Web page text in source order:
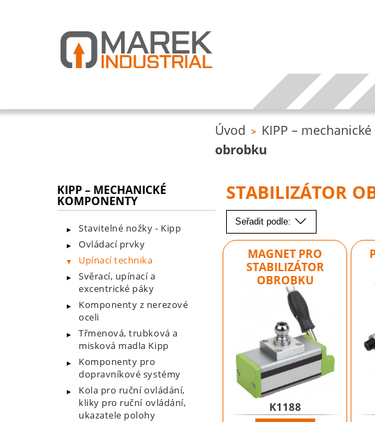
Úvod > KIPP –
obrobku
KIPP – MECHANICKÉ
KOMPONENTY
Stavitelné nožky - Kipp
Ovládací prvky
Upínací technika
Svěrací, upínací a
excentrické páky
Komponenty z nerezové
oceli
Třmenová, trubková a
misková madla Kipp
Komponenty pro
dopravníkové systémy
Kola pro ruční ovládání,
kliky pro ruční ovládání,
ukazatele polohy
STABILIZÁTOR
Seřadit podle:
MAGNET PRO
STABILIZÁTOR
OBROBKU
K1188